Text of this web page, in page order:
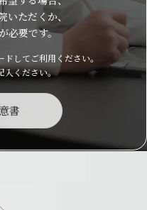
ただくか、
必要です。
してご利用ください。
入ください。
書